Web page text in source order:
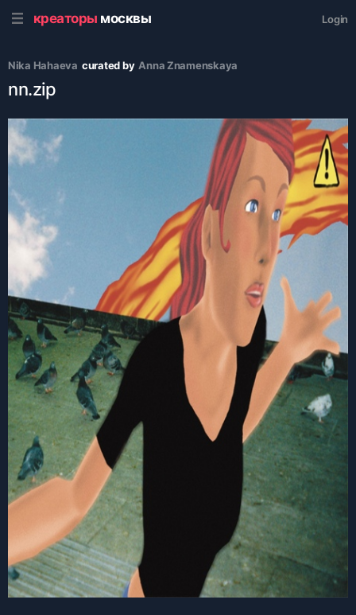
креаторы москвы Login
Nika Hahaeva curated by Anna Znamenskaya
nn.zip